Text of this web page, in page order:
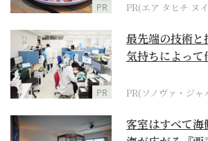
PR PR(エア タヒチ ヌ
PR
最先端の技術
気持ちによって
PR(ソノヴァ・ジャ
客室はすべて